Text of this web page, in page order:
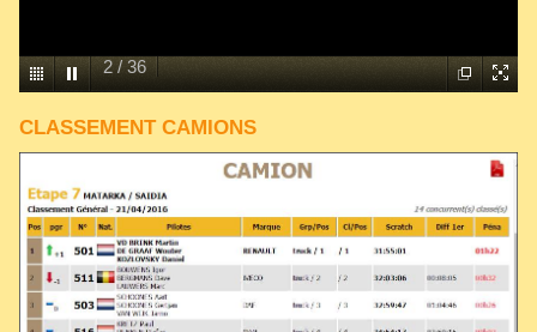
2 /36
CLASSEMENT CAMIONS